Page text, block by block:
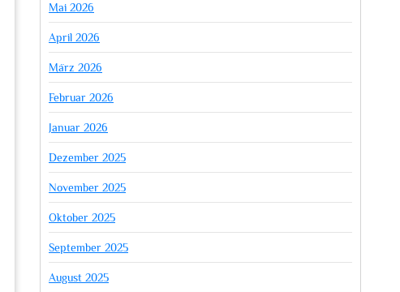
Mai 2026
April 2026
März 2026
Februar 2026
Januar 2026
Dezember 2025
November 2025
Oktober 2025
September 2025
August 2025